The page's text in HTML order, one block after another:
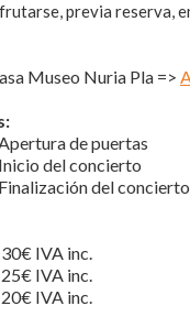
previa reserva,
Museo Nuria Pla =>
de puertas
del concierto
del concierto
IVA inc.
IVA inc.
IVA inc.